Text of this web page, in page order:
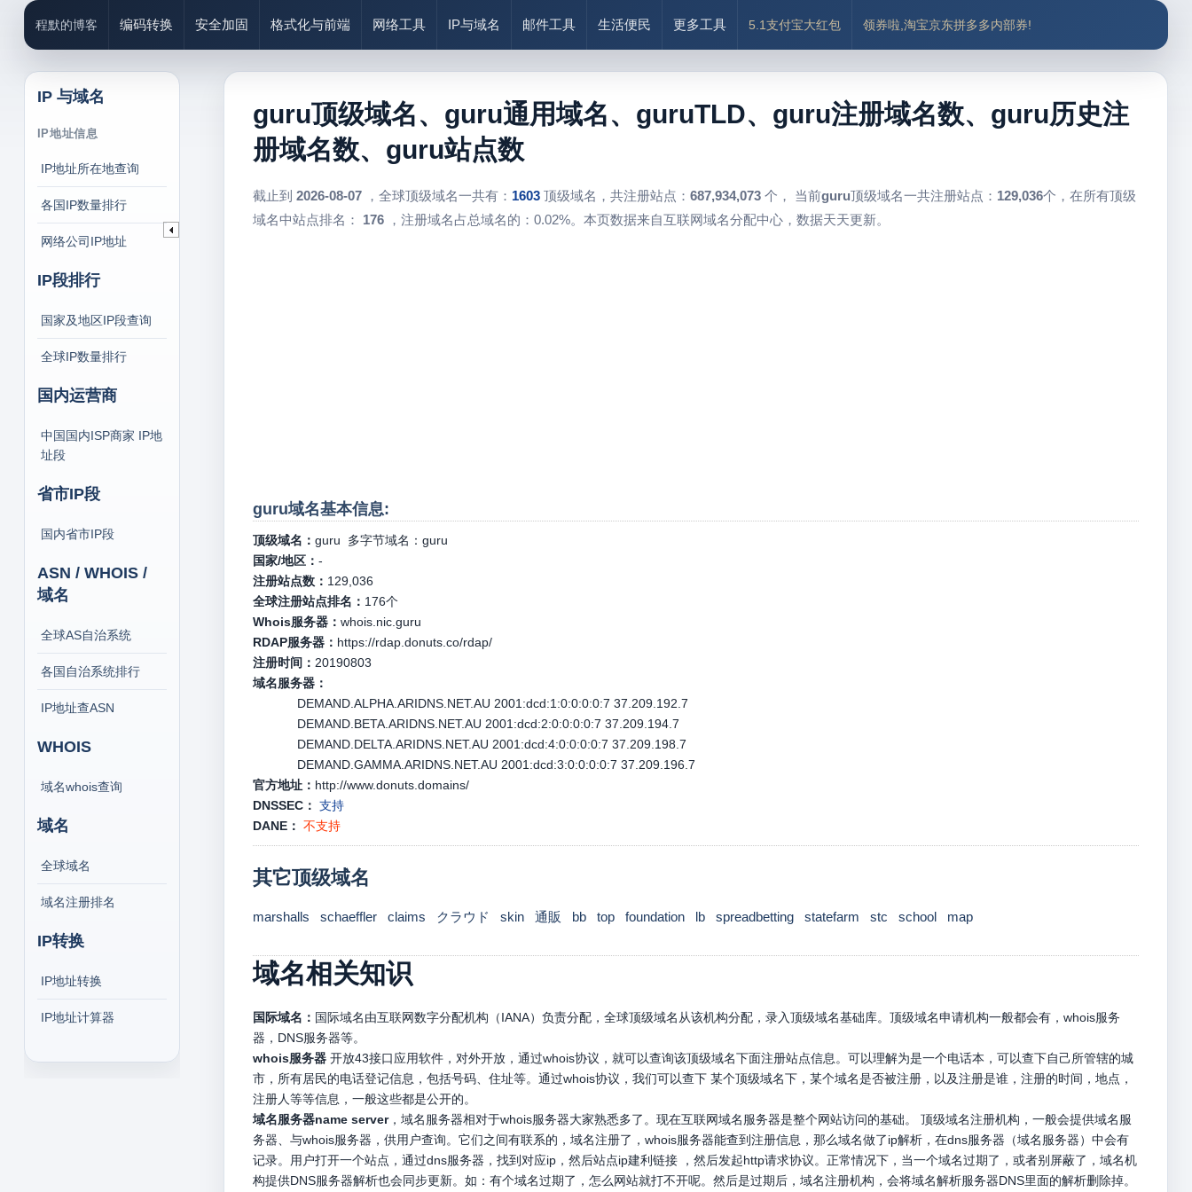
程默的博客 编码转换 安全加固 格式化与前端 网络工具 IP与域名 邮件工具 生活便民 更多工具 5.1支付宝大红包 领券啦,淘宝京东拼多多内部券!
IP 与域名
IP地址信息
IP地址所在地查询
各国IP数量排行
网络公司IP地址
IP段排行
国家及地区IP段查询
全球IP数量排行
国内运营商
中国国内ISP商家 IP地
址段
省市IP段
国内省市IP段
ASN / WHOIS /
域名
全球AS自治系统
各国自治系统排行
IP地址查ASN
WHOIS
域名whois查询
域名
全球域名
域名注册排名
IP转换
IP地址转换
IP地址计算器
guru顶级域名、guru通用域名、guruTLD、guru注册域名数、guru历史注
册域名数、guru站点数
截止到 2026-08-07，全球顶级域名一共有： 1603 顶级域名，共注册站点： 687,934,073 个， 当前guru顶级域名一共注册站点： 129,036个，在所有顶级
域名中站点排名： 176，注册域名占总域名的：0.02%。本页数据来自互联网域名分配中心，数据天天更新。
guru域名基本信息:
顶级域名： guru 多字节域名： guru
国家/地区： -
注册站点数： 129,036
全球注册站点排名： 176个
Whois服务器： whois.nic.guru
RDAP服务器： https://rdap.donuts.co/rdap/
注册时间： 20190803
域名服务器：
DEMAND.ALPHA.ARIDNS.NET.AU 2001:dcd:1:0:0:0:0:7 37.209.192.7
DEMAND.BETA.ARIDNS.NET.AU 2001:dcd:2:0:0:0:0:7 37.209.194.7
DEMAND.DELTA.ARIDNS.NET.AU 2001:dcd:4:0:0:0:0:7 37.209.198.7
DEMAND.GAMMA.ARIDNS.NET.AU 2001:dcd:3:0:0:0:0:7 37.209.196.7
官方地址： http://www.donuts.domains/
DNSSEC： 支持
DANE： 不支持
其它顶级域名
marshalls schaeffler claims クラウド skin 通販 bb top foundation lb spreadbetting statefarm stc school map
域名相关知识
国际域名： 国际域名由互联网数字分配机构（IANA）负责分配，全球顶级域名从该机构分配，录入顶级域名基础库。顶级域名申请机构一般都会有，whois服务
器，DNS服务器等。
whois服务器开放43接口应用软件，对外开放，通过whois协议，就可以查询该顶级域名下面注册站点信息。可以理解为是一个电话本，可以查下自己所管辖的城
市，所有居民的电话登记信息，包括号码、住址等。通过whois协议，我们可以查下 某个顶级域名下，某个域名是否被注册，以及注册是谁，注册的时间，地点，
注册人等等信息，一般这些都是公开的。
域名服务器name server，域名服务器相对于whois服务器大家熟悉多了。现在互联网域名服务器是整个网站访问的基础。 顶级域名注册机构，一般会提供域名服
务器、与whois服务器，供用户查询。它们之间有联系的，域名注册了，whois服务器能查到注册信息，那么域名做了ip解析，在dns服务器（域名服务器）中会有
记录。用户打开一个站点，通过dns服务器，找到对应ip，然后站点ip建利链接 ，然后发起http请求协议。正常情况下，当一个域名过期了，或者别屏蔽了，域名机
构提供DNS服务器解析也会同步更新。如：有个域名过期了，怎么网站就打不开呢。然后是过期后，域名注册机构，会将域名解析服务器DNS里面的解析删除掉。